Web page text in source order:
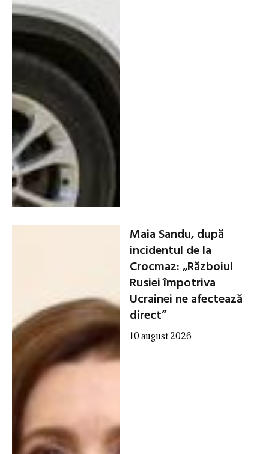
Maia Sandu, după
incidentul de la
Crocmaz: „Războiul
Rusiei împotriva
Ucrainei ne afectează
direct”
10 august 2026